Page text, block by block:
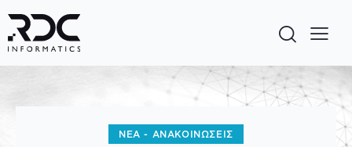
ΝΈΑ - ΑΝΑΚΟΙΝΏΣΕΙΣ